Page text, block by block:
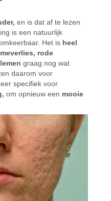
en is dat af te lezen
is een natuurlijk
Het is heel
rode
graag nog wat
daarom voor
specifiek voor
om opnieuw een mooie